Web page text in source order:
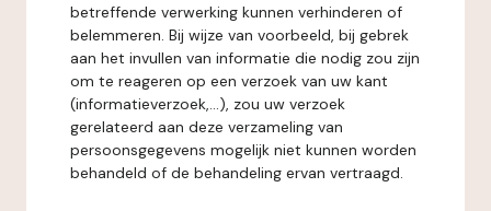
betreffende verwerking kunnen verhinderen of
belemmeren. Bij wijze van voorbeeld, bij gebrek
aan het invullen van informatie die nodig zou zijn
om te reageren op een verzoek van uw kant
(informatieverzoek,...), zou uw verzoek
gerelateerd aan deze verzameling van
persoonsgegevens mogelijk niet kunnen worden
behandeld of de behandeling ervan vertraagd.